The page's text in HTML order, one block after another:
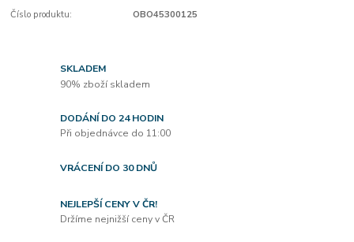
Číslo produktu: OBO45300125
SKLADEM
90% zboží skladem
DODÁNÍ DO 24 HODIN
Při objednávce do 11:00
VRÁCENÍ DO 30 DNŮ
NEJLEPŠÍ CENY V ČR!
Držíme nejnižší ceny v ČR